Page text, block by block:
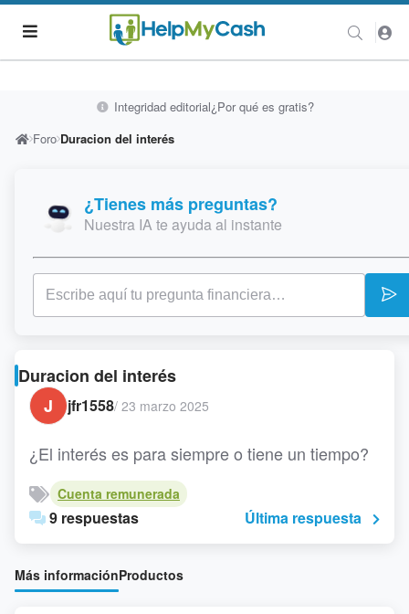
Integridad editorial¿Por qué es gratis?
Foro Duracion del interés
¿Tienes más preguntas?
Nuestra IA te ayuda al instante
Duracion del interés
J
jfr1558/ 23 marzo 2025
¿El interés es para siempre o tiene un tiempo?
Cuenta remunerada
9 respuestas Última respuesta
Más informaciónProductos